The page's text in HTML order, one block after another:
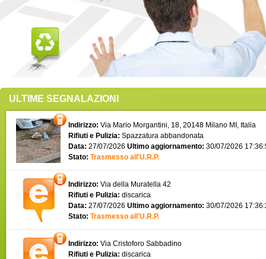
ULTIME SEGNALAZIONI
Indirizzo: Via Mario Morgantini, 18, 20148 Milano MI, Italia
Rifiuti e Pulizia: Spazzatura abbandonata
Data: 27/07/2026 Ultimo aggiornamento: 30/07/2026
Stato: Trasmesso all'U.R.P.
Indirizzo: Via della Muratella 42
Rifiuti e Pulizia: discarica
Data: 27/07/2026 Ultimo aggiornamento: 30/07/2026
Stato: Trasmesso all'U.R.P.
Indirizzo: Via Cristoforo Sabbadino
Rifiuti e Pulizia: discarica